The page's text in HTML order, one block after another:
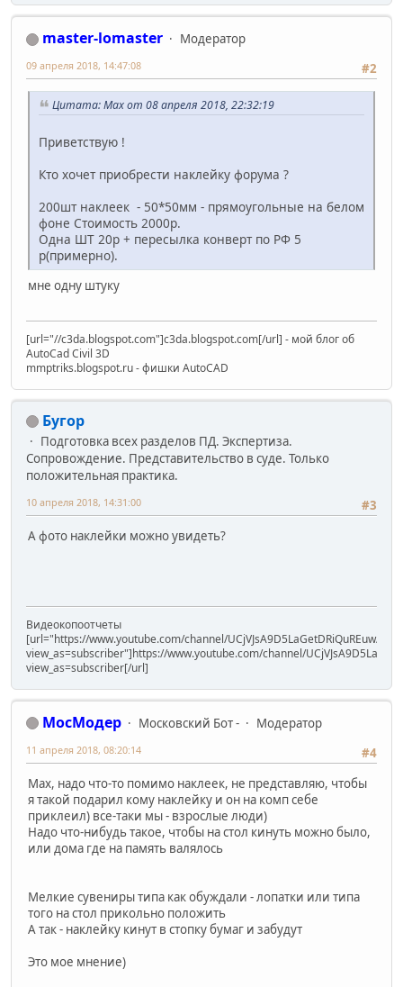
master-lomaster
Модератор
#2
09 апреля 2018, 14:47:08
Цитата: Max от 08 апреля 2018, 22:32:19
Приветствую !
Кто хочет приобрести наклейку форума ?
200шт наклеек - 50*50мм - прямоугольные на белом
фоне Стоимость 2000р.
Одна ШТ 20р + пересылка конверт по РФ 5
р(примерно).
мне одну штуку
[url="//c3da.blogspot.com"]c3da.blogspot.com[/url] - мой блог об
AutoCad Civil 3D
mmptriks.blogspot.ru - фишки AutoCAD
Бугор
Подготовка всех разделов ПД. Экспертиза.
Сопровождение. Представительство в суде. Только
положительная практика.
#3
10 апреля 2018, 14:31:00
А фото наклейки можно увидеть?
Видеокопоотчеты
[url="https://www.youtube.com/channel/UCjVJsA9D5LaGetDRiQuREuw/
view_as=subscriber"]https://www.youtube.com/channel/
view_as=subscriber[/url]
МосМодер Московский Бот -
Модератор
#4
11 апреля 2018, 08:20:14
Мах, надо что-то помимо наклеек, не представляю, чтобы
я такой подарил кому наклейку и он на комп себе
приклеил) все-таки мы - взрослые люди)
Надо что-нибудь такое, чтобы на стол кинуть можно было,
или дома где на память валялось
Мелкие сувениры типа как обуждали - лопатки или типа
того на стол прикольно положить
А так - наклейку кинут в стопку бумаг и забудут
Это мое мнение)